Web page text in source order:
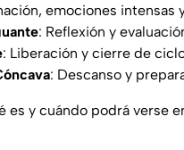
emociones intensas
: Reflexión y
: Liberación y cierre de
: Descanso y
es y cuándo podrá verse